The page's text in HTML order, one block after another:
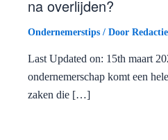
na overlijden?
Ondernemerstips / Door Redactie
Last Updated on: 15th maart
ondernemerschap komt een
zaken die […]